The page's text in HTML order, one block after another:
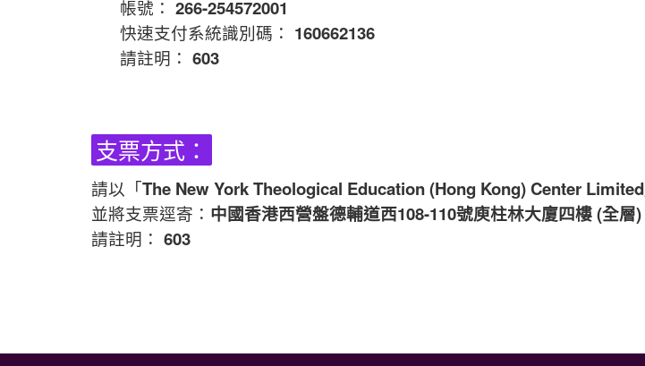
帳號： 266-254572001
快速支付系統識別碼： 160662136
請註明： 603
支票方式：
請以「The New York Theological Education (Hong Kong) Center Limited
並將支票逕寄： 中國香港西營盤德輔道西108-110號庾柱林大廈四樓 (全層)
請註明： 603